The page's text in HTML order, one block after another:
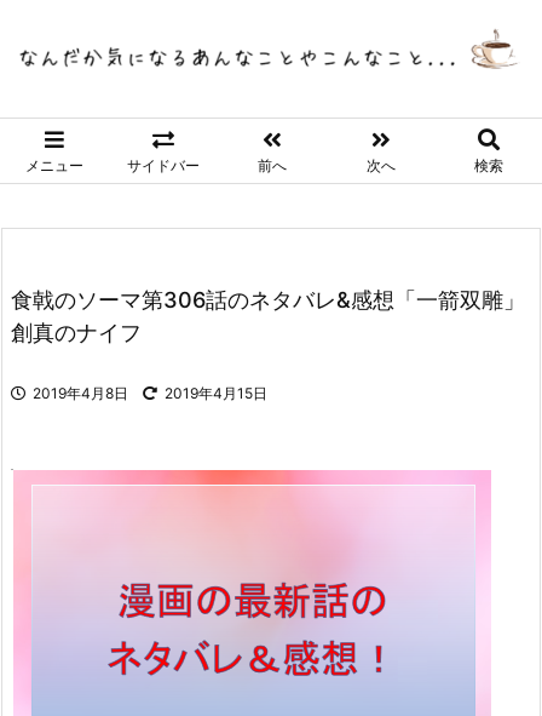
メニュー サイドバー 前へ 次へ 検索
食戟のソーマ第306話のネタバレ&感想「一箭双雕」
創真のナイフ
2019年4月8日 2019年4月15日